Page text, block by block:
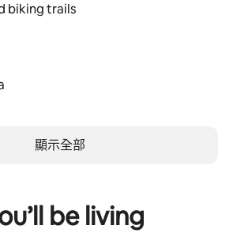
biking trails
顯示全部
be living